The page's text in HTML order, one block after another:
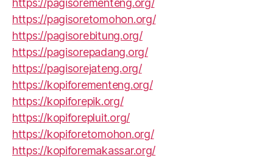
https://pagisorementeng.org/
https://pagisoretomohon.org/
https://pagisorebitung.org/
https://pagisorepadang.org/
https://pagisorejateng.org/
https://kopiforementeng.org/
https://kopiforepik.org/
https://kopiforepluit.org/
https://kopiforetomohon.org/
https://kopiforemakassar.org/